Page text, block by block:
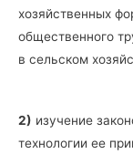
хозяйственных
общественного
в сельском
2) изучение
технологии ее